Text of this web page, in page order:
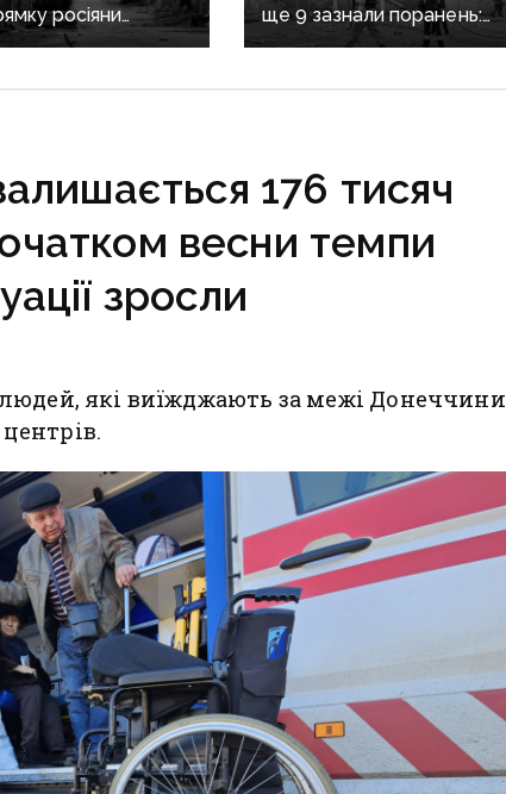
росіяни
в тил і
ще 9 зазнали поранень:
воєнні злочини
176 тисяч
весни темпи
зросли
людей, які виїжджають за межі Донеччини